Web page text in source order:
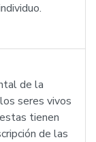
de la
seres vivos
tienen
de las